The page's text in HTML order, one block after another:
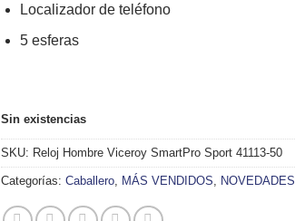
Localizador de teléfono
5 esferas
Sin existencias
SKU: Reloj Hombre Viceroy SmartPro Sport 41113-50
Categorías: Caballero MÁS VENDIDOS NOVEDADES